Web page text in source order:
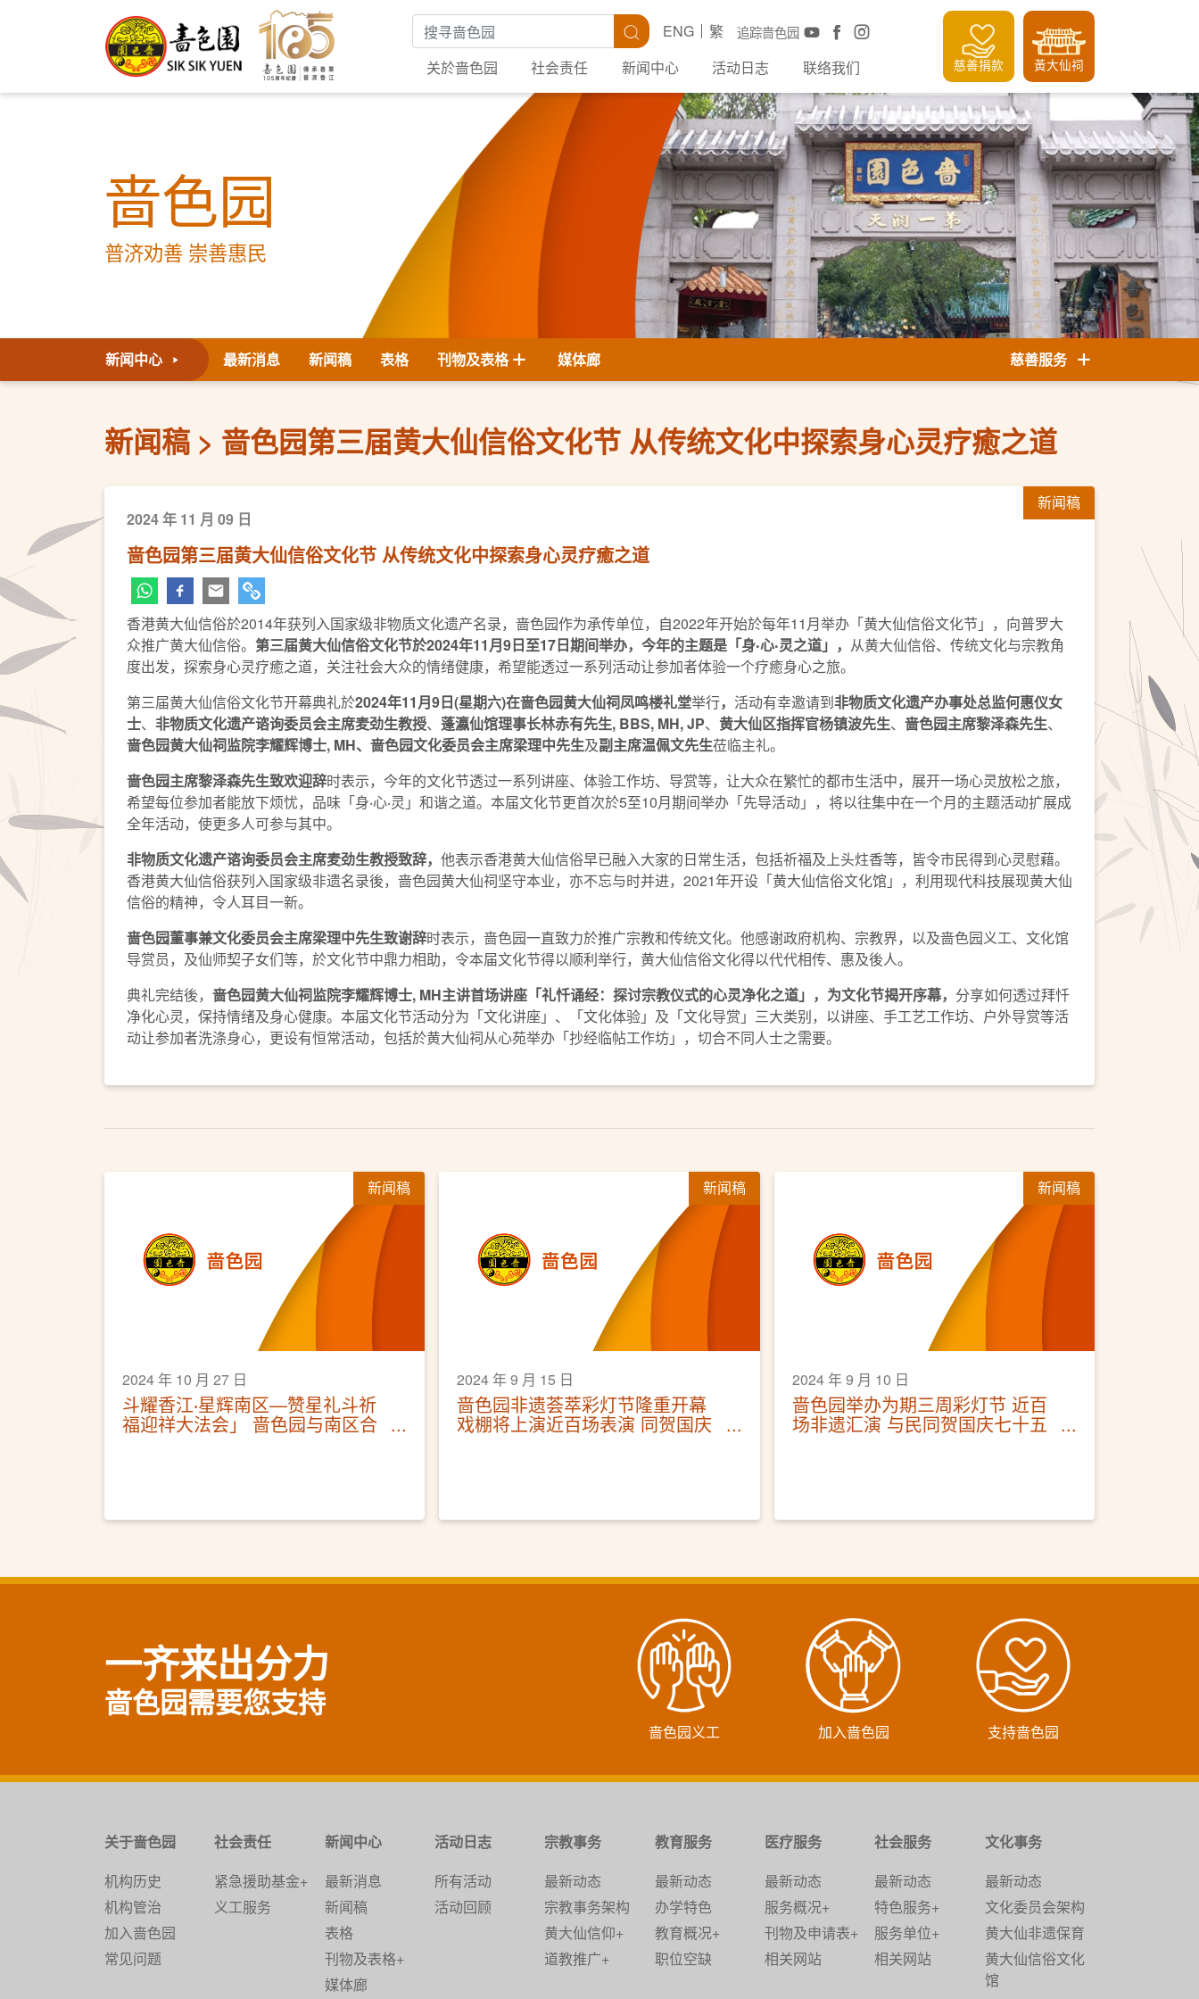
搜寻关键字 搜寻 追踪啬色园
ENG
繁
关於啬色园
社会责任 新闻中心 活动日志 联络我们 慈善捐款 黃大仙祠
啬色园
普济劝善 崇善惠民
新闻中心 最新消息 新闻稿 表格 刊物及表格 媒体廊 慈善服务
新闻稿 啬色园第三届黄大仙信俗文化节 从传统文化中探索身心灵疗癒之道
新闻稿
2024 年 11 月 09 日
啬色园第三届黄大仙信俗文化节 从传统文化中探索身心灵疗癒之道
香港黄大仙信俗於2014年获列入国家级非物质文化遗产名录，啬色园作为承传单位，自2022年开始於每年11月举办「黄大仙信俗文化节」，向普罗大
众推广黄大仙信俗。 第三届黄大仙信俗文化节於2024年11月9日至17日期间举办，今年的主题是「身‧心‧灵之道」 ， 从黄大仙信俗、传统文化与宗教角
度出发，探索身心灵疗癒之道，关注社会大众的情绪健康，希望能透过一系列活动让参加者体验一个疗癒身心之旅。
第三届黄大仙信俗文化节开幕典礼於2024年11月9日(星期六)在啬色园黄大仙祠凤鸣楼礼堂举行， 活动有幸邀请到非物质文化遗产办事处总监何惠仪女
士、 非物质文化遗产谘询委员会主席麦劲生教授、 蓬瀛仙馆理事长林赤有先生, BBS, MH, JP、 黄大仙区指挥官杨镇波先生、 啬色园主席黎泽森先生、
啬色园黄大仙祠监院李耀辉博士, MH、啬色园文化委员会主席梁理中先生及副主席温佩文先生莅临主礼。
啬色园主席黎泽森先生致欢迎辞时表示，今年的文化节透过一系列讲座、体验工作坊、导赏等，让大众在繁忙的都市生活中，展开一场心灵放松之旅，
希望每位参加者能放下烦忧，品味「身‧心‧灵」和谐之道。本届文化节更首次於5至10月期间举办「先导活动」，将以往集中在一个月的主题活动扩展成
全年活动，使更多人可参与其中。
非物质文化遗产谘询委员会主席麦劲生教授致辞， 他表示香港黄大仙信俗早已融入大家的日常生活，包括祈福及上头炷香等，皆令市民得到心灵慰藉。
香港黄大仙信俗获列入国家级非遗名录後，啬色园黄大仙祠坚守本业，亦不忘与时并进，2021年开设「黄大仙信俗文化馆」，利用现代科技展现黄大仙
信俗的精神，令人耳目一新。
啬色园董事兼文化委员会主席梁理中先生致谢辞时表示，啬色园一直致力於推广宗教和传统文化。他感谢政府机构、宗教界，以及啬色园义工、文化馆
导赏员，及仙师契子女们等，於文化节中鼎力相助，令本届文化节得以顺利举行，黄大仙信俗文化得以代代相传、惠及後人。
典礼完结後， 啬色园黄大仙祠监院李耀辉博士, MH主讲首场讲座「礼忏诵经：探讨宗教仪式的心灵净化之道」，为文化节揭开序幕， 分享如何透过拜忏
净化心灵，保持情绪及身心健康。本届文化节活动分为「文化讲座」、「文化体验」及「文化导赏」三大类别，以讲座、手工艺工作坊、户外导赏等活
动让参加者洗涤身心，更设有恒常活动，包括於黄大仙祠从心苑举办「抄经临帖工作坊」，切合不同人士之需要。
新闻稿
2024 年 10 月 27 日
斗耀香江‧星辉南区—赞星礼斗祈
福迎祥大法会」 啬色园与南区合
新闻稿
2024 年 9 月 15 日
啬色园非遗荟萃彩灯节隆重开幕
戏棚将上演近百场表演 同贺国庆
新闻稿
2024 年 9 月 10 日
啬色园举办为期三周彩灯节 近百
场非遗汇演 与民同贺国庆七十五
一齐来出分力
啬色园需要您支持
啬色园义工 加入啬色园 支持啬色园
关于啬色园
机构历史
机构管治
加入啬色园
常见问题
社会责任
紧急援助基金+
义工服务
新闻中心
最新消息
新闻稿
表格
刊物及表格+
媒体廊
活动日志
所有活动
活动回顾
宗教事务
最新动态
宗教事务架构
黄大仙信仰+
道教推广+
教育服务
最新动态
办学特色
教育概况+
职位空缺
医疗服务
最新动态
服务概况+
刊物及申请表+
相关网站
社会服务
最新动态
特色服务+
服务单位+
相关网站
文化事务
最新动态
文化委员会架构
黄大仙非遗保育
黄大仙信俗文化
馆